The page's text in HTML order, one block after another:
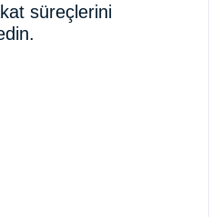
süreçlerini